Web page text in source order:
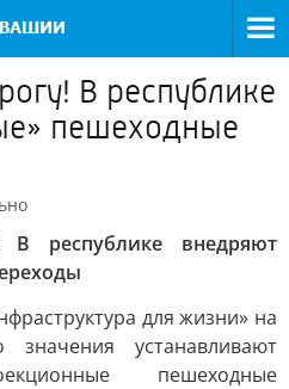
В республике
пешеходные
республике внедряют
для жизни» на
значения устанавливают
пешеходные